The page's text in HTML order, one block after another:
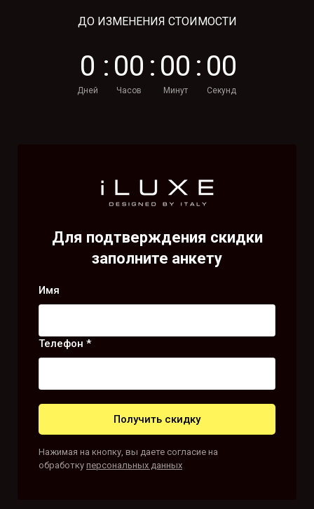
ДО ИЗМЕНЕНИЯ СТОИМОСТИ
0
Дней
: 00
Часов
: 00
Минут
: 00
Секунд
Для подтверждения скидки
заполните анкету
Имя
Телефон *
Получить скидку
Нажимая на кнопку, вы даете согласие на
обработку персональных данных